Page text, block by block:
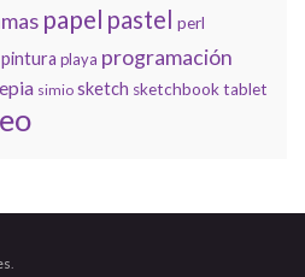
papel pastel perl
pintura playa programación
simio sketch sketchbooktablet